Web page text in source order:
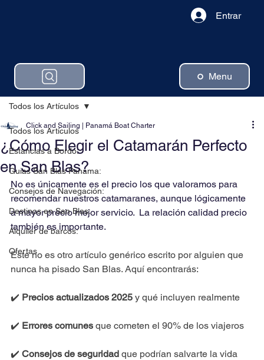
Menu
Entrar
Todos los Artículos
Estancias a Bordo:
Guias San Blas Panama:
Consejos de Navegación:
Destinos en San Blas:
Alquiler de barcos:
Ofertas
Todos los Artículos
¿Cómo Elegir el Catamarán Perfecto
en San Blas?
Click and Sailing | Panamá Boat Charter
No es únicamente es el precio los que valoramos para
recomendar nuestros catamaranes, aunque lógicamente
a mayor precio mejor servicio.  La relación calidad precio
también es importante.
Este no es otro artículo genérico escrito por alguien que
nunca ha pisado San Blas. Aquí encontrarás:
✔️ Precios actualizados 2025 y qué incluyen realmente
✔️ Errores comunes que cometen el 90% de los viajeros
✔️ Consejos de seguridad que podrían salvarte la vida